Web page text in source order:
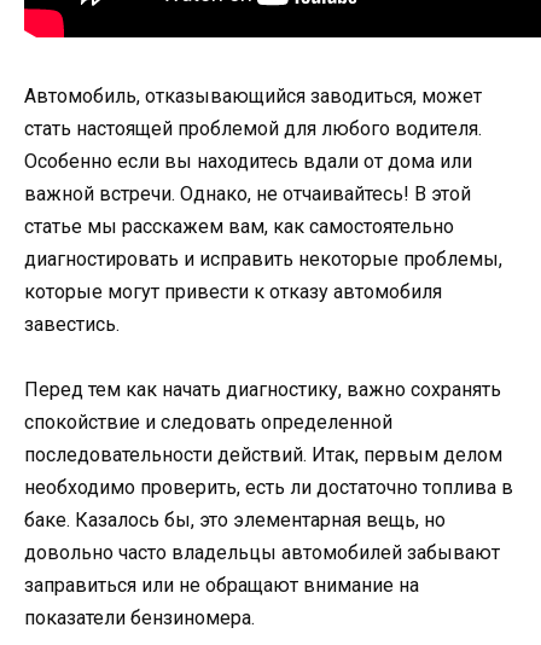
Автомобиль, отказывающийся заводиться, может
стать настоящей проблемой для любого водителя.
Особенно если вы находитесь вдали от дома или
важной встречи. Однако, не отчаивайтесь! В этой
статье мы расскажем вам, как самостоятельно
диагностировать и исправить некоторые проблемы,
которые могут привести к отказу автомобиля
завестись.
Перед тем как начать диагностику, важно сохранять
спокойствие и следовать определенной
последовательности действий. Итак, первым делом
необходимо проверить, есть ли достаточно топлива в
баке. Казалось бы, это элементарная вещь, но
довольно часто владельцы автомобилей забывают
заправиться или не обращают внимание на
показатели бензиномера.